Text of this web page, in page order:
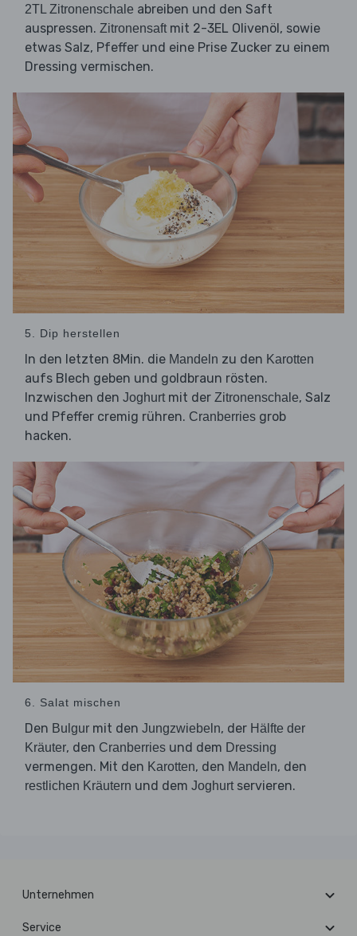
2TL Zitronenschale abreiben und den Saft
auspressen. Zitronensaft mit 2-3EL Olivenöl, sowie
etwas Salz, Pfeffer und eine Prise Zucker zu einem
Dressing vermischen.
5. Dip herstellen
In den letzten 8Min. die Mandeln zu den Karotten
aufs Blech geben und goldbraun rösten.
Inzwischen den Joghurtmit der Zitronenschale, Salz
und Pfeffer cremig rühren. Cranberries grob
hacken.
6. Salat mischen
Den Bulgur mit den Jungzwiebeln, der Hälfte der
Kräuter, den Cranberries und dem Dressing
vermengen. Mit den Karotten, den Mandeln, den
restlichen Kräutern und dem Joghurtservieren.
Unternehmen
Service